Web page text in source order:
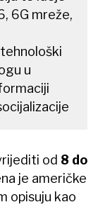
6G mreže,
u
od 8 do
je američke
opisuju kao